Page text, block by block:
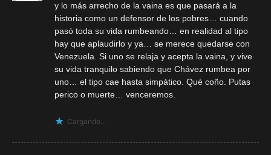
y lo más arrecho de la vaina es que pasará a la
historia como un defensor de los pobres… cuando
pasó toda su vida rumbeando… en realidad al tipo
hay que aplaudirlo y ya… se merece quedarse con
Venezuela. Si uno se relaja y acepta la vaina, y vive
su vida tranquilo sabiendo que Chávez rumbea por
uno… el tipo cae hasta simpático. Qué coño. Putas
perico o muerte… venceremos.
Cargando...